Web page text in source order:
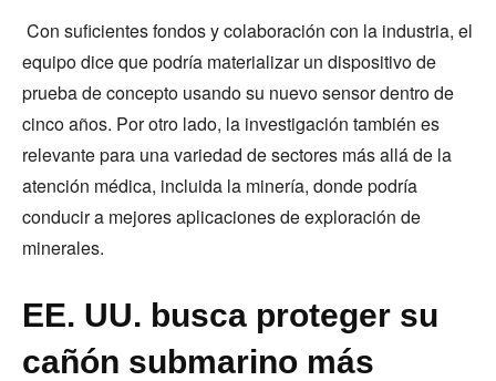
Con suficientes fondos y colaboración con la industria, el
equipo dice que podría materializar un dispositivo de
prueba de concepto usando su nuevo sensor dentro de
cinco años. Por otro lado, la investigación también es
relevante para una variedad de sectores más allá de la
atención médica, incluida la minería, donde podría
conducir a mejores aplicaciones de exploración de
minerales.
EE. UU. busca proteger su
cañón submarino más